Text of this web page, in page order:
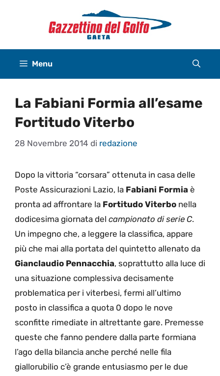
Menu
La Fabiani Formia all’esame
Fortitudo Viterbo
28 Novembre 2014 di redazione
Dopo la vittoria “corsara” ottenuta in casa delle
Poste Assicurazioni Lazio, la Fabiani Formia è
pronta ad affrontare la Fortitudo Viterbo nella
dodicesima giornata del campionato di serie C.
Un impegno che, a leggere la classifica, appare
più che mai alla portata del quintetto allenato da
Gianclaudio Pennacchia, soprattutto alla luce di
una situazione complessiva decisamente
problematica per i viterbesi, fermi all’ultimo
posto in classifica a quota 0 dopo le nove
sconfitte rimediate in altrettante gare. Premesse
queste che fanno pendere dalla parte formiana
l’ago della bilancia anche perché nelle fila
giallorubilio c’è grande entusiasmo per le due